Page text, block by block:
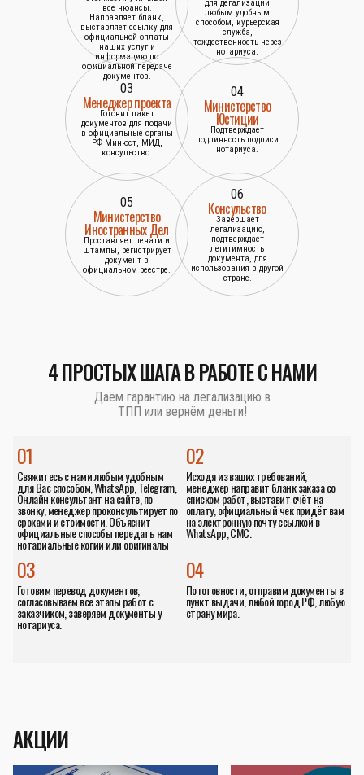
все нюансы.
Направляет бланк,
выставляет ссылку для
официальной оплаты
наших услуг и
информацию по
официальной передаче
документов.
для дегализации
любым удобным
способом, курьерская
служба,
тождественность через
нотариуса.
03
Менеджер проекта
Готовит пакет
документов для подачи
в официальные органы
РФ Минюст, МИД,
консульство.
04
Министерство
Юстиции
Подтверждает
подлинность подписи
нотариуса.
05
Министерство
Иностранных Дел
Проставляет печати и
штампы, регистрирует
документ в
официальном реестре.
06
Консульство
Завершает
легализацию,
подтверждает
легитимность
документа, для
использования в другой
стране.
4 ПРОСТЫХ ШАГА В РАБОТЕ С НАМИ
Даём гарантию на легализацию в
ТПП или вернём деньги!
01
Свяжитесь с нами любым удобным
для Вас способом, WhatsApp, Telegram,
Онлайн консультант на сайте, по
звонку, менеджер проконсультирует по
сроками и стоимости. Объяснит
официальные способы передать нам
нотариальные копии или оригиналы
02
Исходя из ваших требований,
менеджер направит бланк заказа со
списком работ, выставит счёт на
оплату, официальный чек придёт вам
на электронную почту ссылкой в
WhatsApp, СМС.
04
По готовности, отправим документы в
пункт выдачи, любой город РФ, любую
страну мира.
03
Готовим перевод документов,
согласовываем все этапы работ с
заказчиком, заверяем документы у
нотариуса.
АКЦИИ